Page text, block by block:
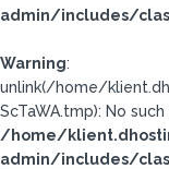
admin/includes/
Warning:
unlink(/home/
ScTaWA.tmp): No
/home/
admin/includes/